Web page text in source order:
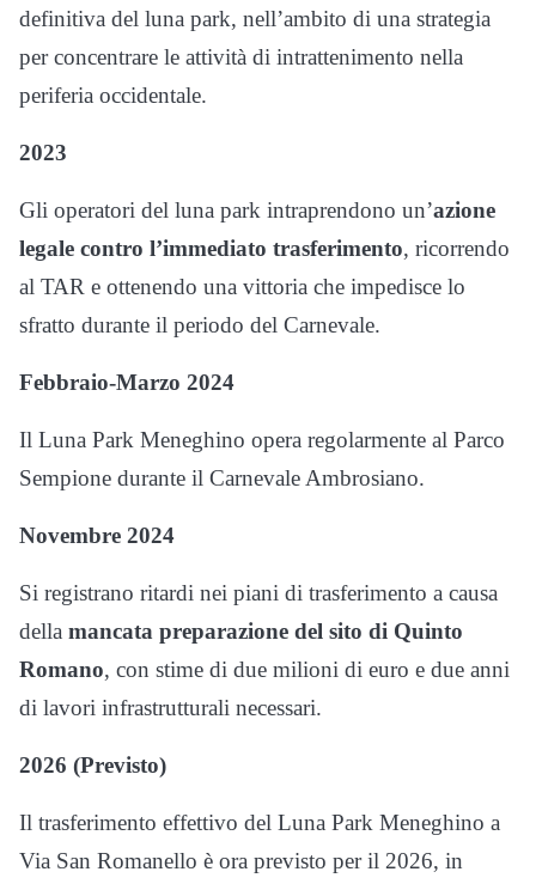
definitiva del luna park, nell’ambito di una strategia
per concentrare le attività di intrattenimento nella
periferia occidentale.
2023
Gli operatori del luna park intraprendono un’azione
legale contro l’immediato trasferimento, ricorrendo
al TAR e ottenendo una vittoria che impedisce lo
sfratto durante il periodo del Carnevale.
Febbraio-Marzo 2024
Il Luna Park Meneghino opera regolarmente al Parco
Sempione durante il Carnevale Ambrosiano.
Novembre 2024
Si registrano ritardi nei piani di trasferimento a causa
della mancata preparazione del sito di Quinto
Romano, con stime di due milioni di euro e due anni
di lavori infrastrutturali necessari.
2026 (Previsto)
Il trasferimento effettivo del Luna Park Meneghino a
Via San Romanello è ora previsto per il 2026, in